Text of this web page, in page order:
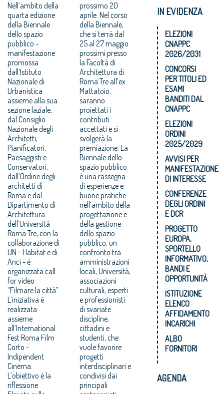
Nell’ambito della
quarta edizione
della Biennale
dello spazio
pubblico –
manifestazione
promossa
dall’Istituto
Nazionale di
Urbanistica
assieme alla sua
sezione laziale,
dal Consiglio
Nazionale degli
Architetti,
Pianificatori,
Paesaggisti e
Conservatori,
dall’Ordine degli
architetti di
Roma e dal
Dipartimento di
Architettura
dell’Università
Roma Tre, con la
collaborazione di
UN - Habitat e di
Anci - è
organizzata call
for video
“Filmare la città”.
L’iniziativa è
realizzata
assieme
all’International
Fest Roma Film
Corto -
Indipendent
Cinema.
L’obiettivo è la
riflessione
prossimo 20
aprile. Nel corso
della Biennale,
che si terrà dal
25 al 27 maggio
prossimi presso
la Facoltà di
Architettura di
Roma Tre all’ex
Mattatoio,
saranno
proiettati i
contributi
accettati e si
svolgerà la
premiazione. La
Biennale dello
spazio pubblico
è una rassegna
di esperienze e
buone pratiche
nell’ambito della
progettazione e
della gestione
dello spazio
pubblico, un
confronto tra
amministrazioni
locali, Università,
associazioni
culturali, esperti
e professionisti
di svariate
discipline,
cittadini e
studenti, che
vuole favorire
progetti
interdisciplinari e
condivisi dai
principali
IN EVIDENZA
ELEZIONI
CNAPPC
2026/2031
CONCORSI
PER TITOLI ED
ESAMI
BANDITI DAL
CNAPPC
ELEZIONI
ORDINI
2025/2029
AVVISI PER
MANIFESTAZIONE
DI INTERESSE
CONFERENZE
DEGLI ORDINI
E DCR
PROGETTO
EUROPA,
SPORTELLO
INFORMATIVO,
BANDI E
OPPORTUNITÀ
ISTITUZIONE
ELENCO
AFFIDAMENTO
INCARICHI
ALBO
FORNITORI
AGENDA